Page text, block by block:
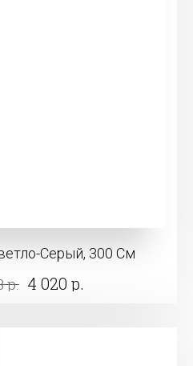
Серый, 300 См
р. 4 020 р.